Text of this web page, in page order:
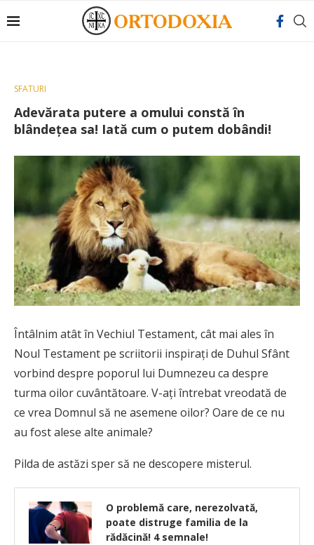
SFATURI
Adevărata putere a omului constă în
blândeţea sa! Iată cum o putem dobândi!
Întâlnim atât în Vechiul Testament, cât mai ales în
Noul Testament pe scriitorii inspiraţi de Duhul Sfânt
vorbind despre poporul lui Dumnezeu ca despre
turma oilor cuvântătoare. V-aţi întrebat vreodată de
ce vrea Domnul să ne asemene oilor? Oare de ce nu
au fost alese alte animale?
Pilda de astăzi sper să ne descopere misterul.
O problemă care, nerezolvată,
poate distruge familia de la
rădăcină! 4 semnale!